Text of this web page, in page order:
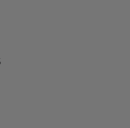
ムリング・スケールリン
ています。
Composite)：
和性が高く、精度の高い